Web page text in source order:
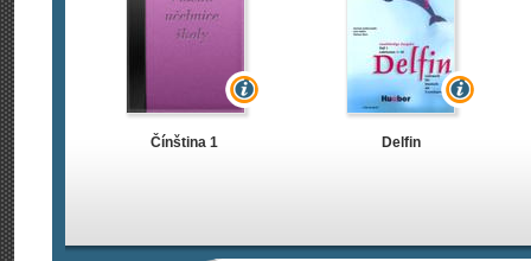
Čínština 1 Delfin